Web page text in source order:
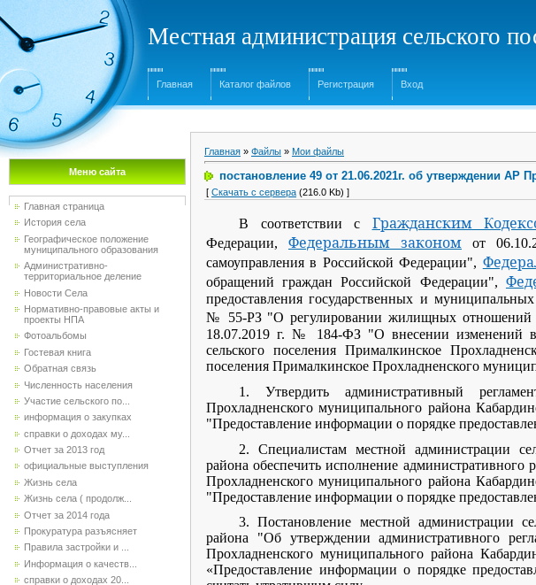
Местная администрация сельского
Главная Каталог файлов Регистрация Вход
Меню сайта
Главная страница
История села
Географическое положение
муниципального образования
Административно-
территориальное деление
Новости Села
Нормативно-правовые акты и
проекты НПА
Фотоальбомы
Гостевая книга
Обратная связь
Численность населения
Участие сельского по...
информация о закупках
справки о доходах му...
Отчет за 2013 год
официальные выступления
Жизнь села
Жизнь села ( продолж...
Отчет за 2014 года
Прокуратура разъясняет
Правила застройки и ...
Информация о качеств...
справки о доходах 20...
Главная » Файлы » Мои файлы
постановление 49 от 21.06.2021г. об утверждении
[ Скачать с сервера (216.0 Kb) ]
В соответствии с Гражданским
Федерации, Федеральным законом от
самоуправления в Российской Федерации",
обращений граждан Российской Федерации",
предоставления государственных и
№ 55-РЗ "О регулировании жилищных отношений
18.07.2019 г. № 184-ФЗ "О внесении изменений
сельского поселения Прималкинское
поселения Прималкинское Прохладненского
1. Утвердить административный
Прохладненского муниципального района
"Предоставление информации о порядке
2. Специалистам местной администрации
района обеспечить исполнение административного
Прохладненского муниципального района
"Предоставление информации о порядке
3. Постановление местной администрации
района "Об утверждении административного
Прохладненского муниципального района
«Предоставление информации о порядке